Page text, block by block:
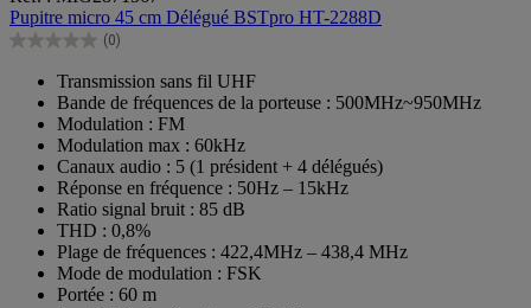
sur
5
étoiles.
Pupitre micro 45 cm Délégué BSTpro HT-2288D
(0)
0.0
étoiles.
Transmission sans fil UHF
Bande de fréquences de la porteuse : 500MHz~950MHz
Modulation : FM
Modulation max : 60kHz
Canaux audio : 5 (1 président + 4 délégués)
Réponse en fréquence : 50Hz – 15kHz
Ratio signal bruit : 85 dB
THD : 0,8%
Plage de fréquences : 422,4MHz – 438,4 MHz
Mode de modulation : FSK
Portée : 60 m